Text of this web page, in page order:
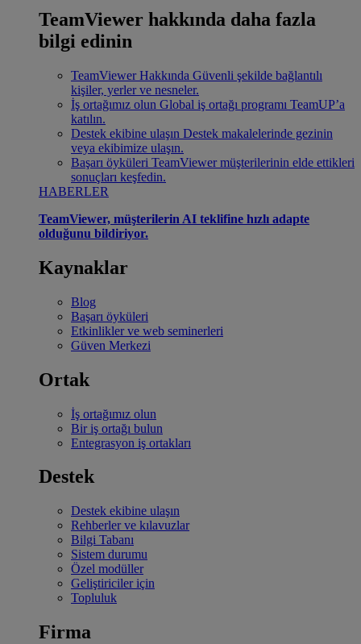
TeamViewer hakkında daha fazla
bilgi edinin
TeamViewer Hakkında Güvenli şekilde bağlantılı
kişiler, yerler ve nesneler.
İş ortağımız olun Global iş ortağı programı TeamUP’a
katılın.
Destek ekibine ulaşın Destek makalelerinde gezinin
veya ekibimize ulaşın.
Başarı öyküleri TeamViewer müşterilerinin elde ettikleri
sonuçları keşfedin.
HABERLER
TeamViewer, müşterilerin AI teklifine hızlı adapte
olduğunu bildiriyor.
Kaynaklar
Blog
Başarı öyküleri
Etkinlikler ve web seminerleri
Güven Merkezi
Ortak
İş ortağımız olun
Bir iş ortağı bulun
Entegrasyon iş ortakları
Destek
Destek ekibine ulaşın
Rehberler ve kılavuzlar
Bilgi Tabanı
Sistem durumu
Özel modüller
Geliştiriciler için
Topluluk
Firma